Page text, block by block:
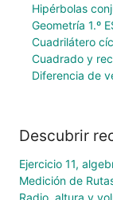
Hipérbolas
Geometría 1.º
Cuadrilátero
Cuadrado y
Diferencia de
Descubrir
Ejercicio 11,
Medición de